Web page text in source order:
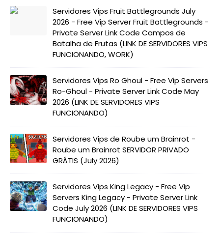
Servidores Vips Fruit Battlegrounds July
2026 - Free Vip Server Fruit Battlegrounds -
Private Server Link Code Campos de
Batalha de Frutas (LINK DE SERVIDORES VIPS
FUNCIONANDO, WORK)
Servidores Vips Ro Ghoul - Free Vip Servers
Ro-Ghoul - Private Server Link Code May
2026 (LINK DE SERVIDORES VIPS
FUNCIONANDO)
Servidores Vips de Roube um Brainrot -
Roube um Brainrot SERVIDOR PRIVADO
GRÁTIS (July 2026)
Servidores Vips King Legacy - Free Vip
Servers King Legacy - Private Server Link
Code July 2026 (LINK DE SERVIDORES VIPS
FUNCIONANDO)